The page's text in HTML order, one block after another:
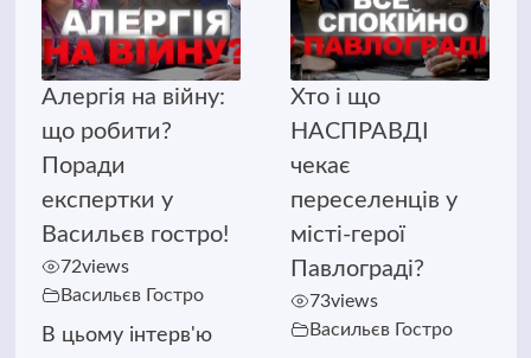
Алергія на війну:
що робити?
Поради
експертки у
Васильєв гостро!
72views
Васильєв Гостро
В цьому інтерв'ю
Хто і що
НАСПРАВДІ
чекає
переселенців у
місті-герої
Павлограді?
73views
Васильєв Гостро